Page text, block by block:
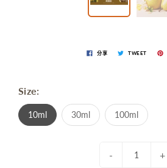
分享 TWEET
Size:
10ml 30ml 100ml
- +